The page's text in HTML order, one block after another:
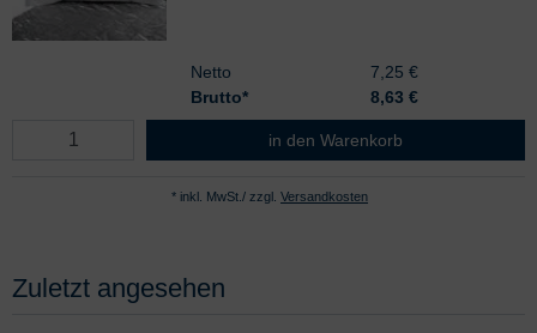
Netto
7,25 €
Brutto*
8,63 €
alumed Verbandtuch A mittel
in den Warenkorb
* inkl. MwSt./ zzgl. Versandkosten
Zuletzt angesehen